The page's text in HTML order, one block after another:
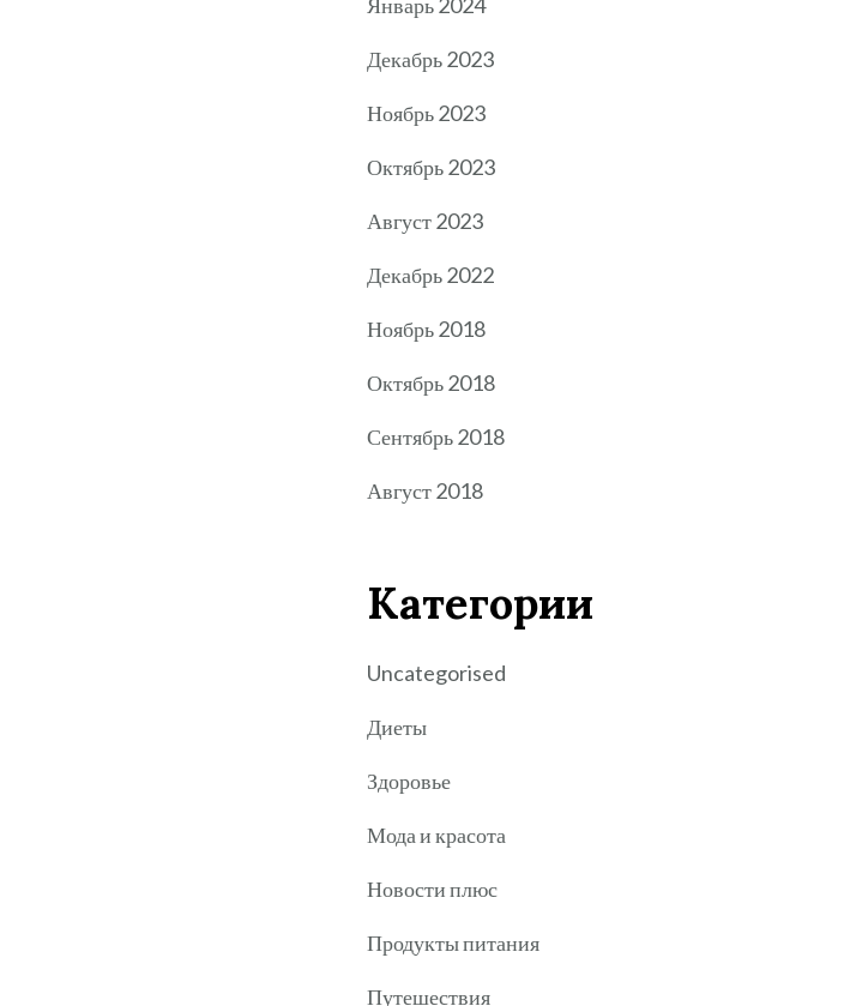
Декабрь 2023
Ноябрь 2023
Октябрь 2023
Август 2023
Декабрь 2022
Ноябрь 2018
Октябрь 2018
Сентябрь 2018
Август 2018
Категории
Uncategorised
Диеты
Здоровье
Мода и красота
Новости плюс
Продукты питания
Путешествия